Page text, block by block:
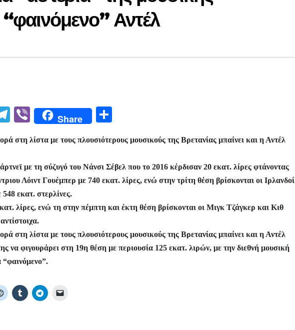
Αντέλ
T
e
gr
a
m
Vi
b
er
Share
ρ
α
σ
ίτ
στη λίστα με τους πλουσιότερους μουσικούς της Βρετανίας μπαίνει και η Αντέλ
με τη σύζυγό του Νάνσι Σέβελ που το 2016 κέρδισαν 20 εκατ. λίρες φτάνοντας
Λόιντ Γουέμπερ με 740 εκατ. λίρες, ενώ στην τρίτη θέση βρίσκονται οι Ιρλανδοί
εκατ. στερλίνες.
λίρες, ενώ τη στην πέμπτη και έκτη θέση βρίσκονται οι Μιγκ Τζάγκερ και Κιθ
στη λίστα με τους πλουσιότερους μουσικούς της Βρετανίας μπαίνει και η Αντέλ
να φιγουράρει στη 19η θέση με περιουσία 125 εκατ. λιρών, με την διεθνή μουσική
“φαινόμενο”.